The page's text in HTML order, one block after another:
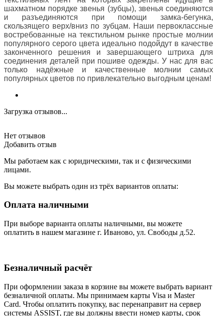
шахматном порядке звенья (зубцы), звенья соединяются
и разъединяются при помощи замка-бегунка,
скользящего верх/вниз по зубцам. Наши первоклассные
востребованные на текстильном рынке простые молнии
популярного серого цвета идеально подойдут в качестве
законченного решения и завершающего штриха для
соединения деталей при пошиве одежды. У нас для вас
только надёжные и качественные молнии самых
популярных цветов по привлекательно выгодным ценам!
Загрузка отзывов...
Нет отзывов
Добавить отзыв
Мы работаем как с юридическими, так и с физическими
лицами.
Вы можете выбрать один из трёх вариантов оплаты:
Оплата наличными
При выборе варианта оплаты наличными, вы можете
оплатить в нашем магазине г. Иваново, ул. Свободы д.52.
Безналичный расчёт
При оформлении заказа в корзине вы можете выбрать вариант
безналичной оплаты. Мы принимаем карты Visa и Master
Card. Чтобы оплатить покупку, вас перенаправит на сервер
системы ASSIST, где вы должны ввести номер карты, срок